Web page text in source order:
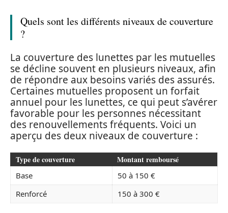
Quels sont les différents niveaux de couverture
?
La couverture des lunettes par les mutuelles
se décline souvent en plusieurs niveaux, afin
de répondre aux besoins variés des assurés.
Certaines mutuelles proposent un forfait
annuel pour les lunettes, ce qui peut s’avérer
favorable pour les personnes nécessitant
des renouvellements fréquents. Voici un
aperçu des deux niveaux de couverture :
Type de couverture Montant remboursé
Base
50 à 150 €
Renforcé
150 à 300 €